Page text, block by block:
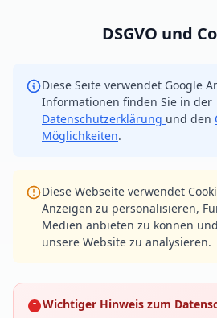
DSGVO und
Diese Seite verwendet Google
Informationen finden Sie in der
Datenschutzerklärung und den
Möglichkeiten.
Diese Webseite verwendet
Anzeigen zu personalisieren,
Medien anbieten zu können
unsere Website zu analysieren.
Wichtiger Hinweis zum